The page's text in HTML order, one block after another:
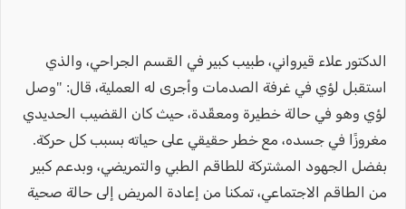
الدكتور علاء قيرواني، طبيب كبير في القسم الجراحي، والذي
استقبل لؤي في غرفة الصدمات وأجرى له العملية، قال: "وصل
لؤي وهو في حالة خطيرة ومعقّدة، حيث كان القضيب الحديدي
مغروزًا في جسده، مع خطر حقيقي على حياته بسبب كل حركة.
بفضل الجهود المشتركة للطاقم الطبي والتمريضي، وبدعم كبير
من الطاقم الاجتماعي، تمكنا من إعادة المريض إلى حالة صحية